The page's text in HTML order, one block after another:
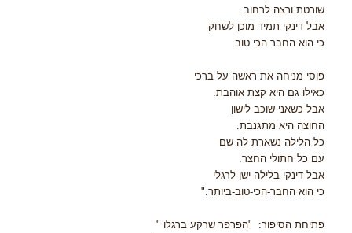
שורטת ורצה לרחוב.
אבל דינקי תמיד מוכן לשחק
כי הוא החבר הכי טוב.
פוסי מניחה את ראשה על ברכי
כאילו גם היא קצת אוהבת.
אבל כשאני שוכב לישון
החוצה היא מתגנבת.
כל הלילה נשארת לה שם
עם כל חתולי החצר.
אבל דינקי בלילה ישן לרגלי
כי הוא החבר-הכי-טוב-ביותר."
פתיחת הסיפור: "הפרפר שרקע ברגלו "